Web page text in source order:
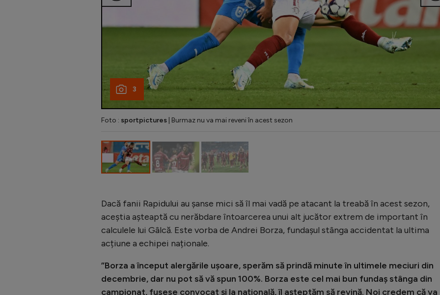
3
Foto : sportpictures | Burmaz nu va mai reveni în acest sezon
Dacă fanii Rapidului au șanse mici să îl mai vadă pe atacant la treabă în acest sezon,
aceștia așteaptă cu nerăbdare întoarcerea unui alt jucător extrem de important în
calculele lui Gâlcă. Este vorba de Andrei Borza, fundașul stânga accidentat la ultima
acțiune a echipei naționale.
”Borza a început alergările ușoare, sperăm să prindă minute în ultimele meciuri din
decembrie, dar nu pot să vă spun 100%. Borza este cel mai bun fundaș stânga din
campionat, fusese convocat și la națională, îl așteptăm să revină. Noi credem că va